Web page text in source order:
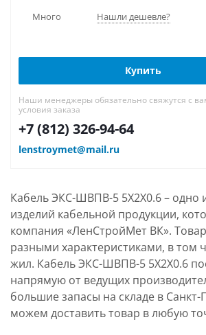
Много Нашли дешевле?
Купить
Наши менеджеры обязательно свяжутся с
условия заказа
+7 (812) 326-94-64
lenstroymet@mail.ru
Кабель ЭКС-ШВПВ-5 5Х2Х0.6 – одно
изделий кабельной продукции,
компания «ЛенСтройМет ВК».
разными характеристиками, в том
жил. Кабель ЭКС-ШВПВ-5 5Х2Х0.6
напрямую от ведущих
большие запасы на складе в Санкт-
можем доставить товар в любую